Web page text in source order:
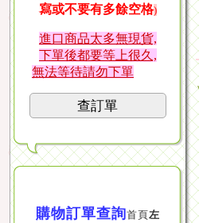
寫或不要有多餘空格)
進口商品太多無現貨,
下單後都要等上很久,
無法等待請勿下單
查訂單
購物訂單查詢首頁左